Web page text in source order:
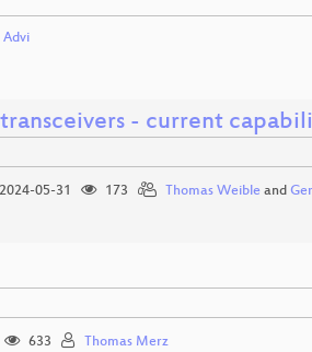
Advi
- current
2024-05-31 173 Thomas Weibleand
633 Thomas Merz